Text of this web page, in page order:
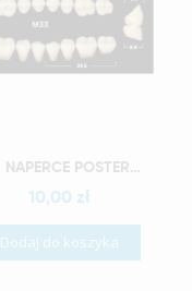
Szybki podgląd YM. NAPERCE POSTERIOR - AKRYLOWE ZĘBY SZTUCZNE - A3-M33D
10,00 zł
Dodaj do koszyka